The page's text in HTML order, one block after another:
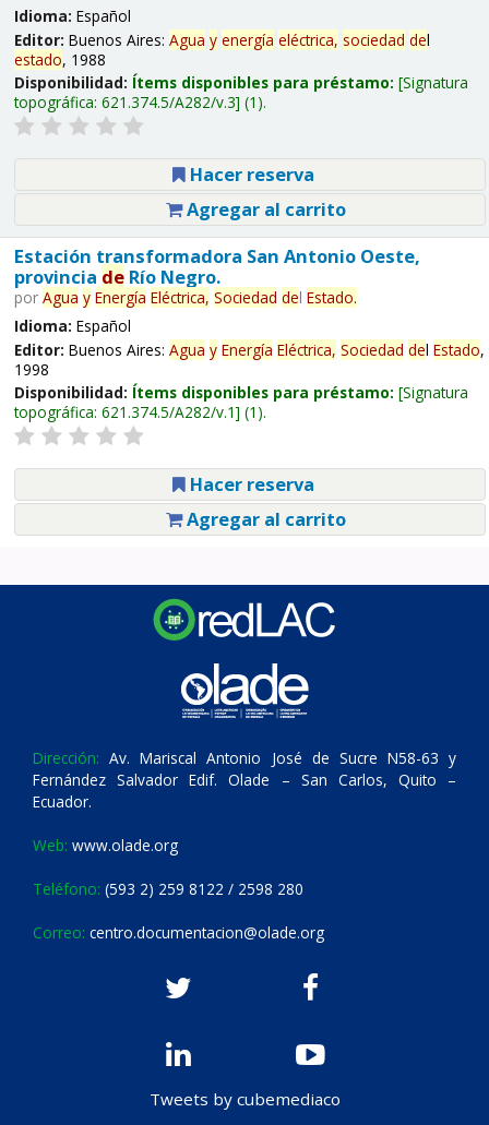
Idioma: Español
Editor: Buenos Aires: Agua y energía eléctrica, sociedad del
estado, 1988
Disponibilidad: Ítems disponibles para préstamo: Signatura
topográfica: 621.374.5/A282/v.3 (1).
Hacer reserva
Agregar al carrito
Estación transformadora San Antonio Oeste,
provincia deRío Negro.
por Agua y Energía Eléctrica, Sociedad del Estado.
Idioma: Español
Editor: Buenos Aires: Agua y Energía Eléctrica, Sociedad del Estado,
1998
Disponibilidad: Ítems disponibles para préstamo: Signatura
topográfica: 621.374.5/A282/v.1 (1).
Hacer reserva
Agregar al carrito
Dirección: Av. Mariscal Antonio José de Sucre N58-63 y
Fernández Salvador Edif. Olade – San Carlos, Quito –
Ecuador.
Web: www.olade.org
Teléfono: (593 2) 259 8122 / 2598 280
Correo: centro.documentacion@olade.org
Tweets by cubemediaco